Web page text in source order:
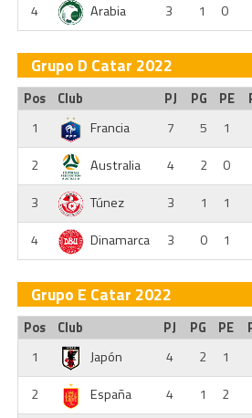
4
Arabia 3 1 0
Grupo D Catar 2022
Pos Club PJ PG PE
1
Francia 7 5 1
2
Australia 4 2 0
3
Túnez 3 1 1
4
Dinamarca 3 0 1
Grupo E Catar 2022
Pos Club PJ PG PE
1
Japón 4 2 1
2
España 4 1 2